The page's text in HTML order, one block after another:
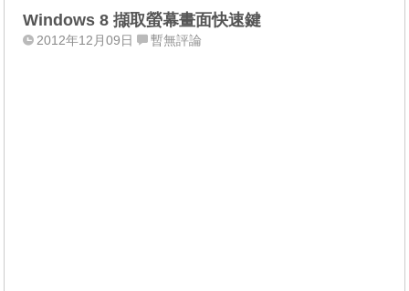
Windows 8 擷取螢幕畫面快速鍵
2012年12月09日 暫無評論